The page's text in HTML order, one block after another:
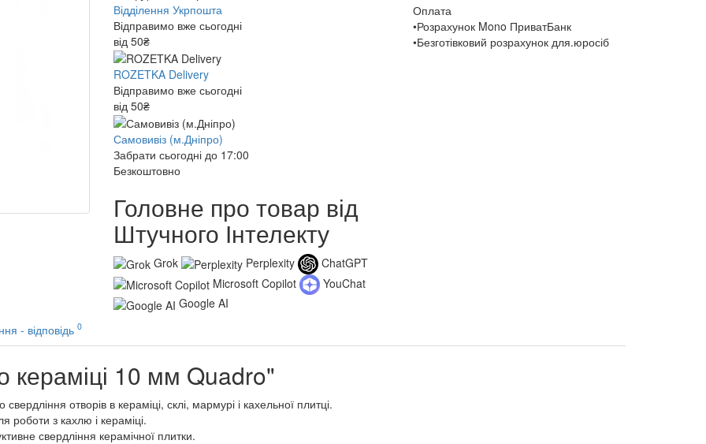
Відділення Укрпошта
Відправимо вже сьогодні
від 50₴
ROZETKA Delivery
Відправимо вже сьогодні
від 50₴
Самовивіз (м.Дніпро)
Забрати сьогодні до 17:00
Безкоштовно
Головне про товар від
Штучного Інтелекту
Grok Perplexity
ChatGPT
Microsoft Copilot
YouChat
Google AI
Оплата
•Розрахунок Mono ПриватБанк
•Безготівковий розрахунок для.юросіб
- відповідь 0
10 мм Quadro"
отворів в кераміці, склі, мармурі і кахельної плитці.
з кахлю і кераміці.
свердління керамічної плитки.